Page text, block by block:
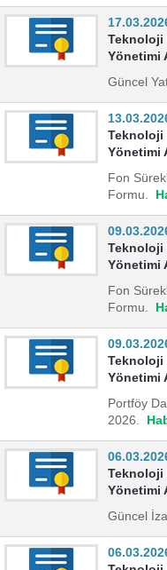
Teknoloji
Yönetimi
Güncel
Teknoloji
Yönetimi
Fon
Formu.
Teknoloji
Yönetimi
Fon
Formu.
Teknoloji
Yönetimi
Portföy
2026.
Teknoloji
Yönetimi
Güncel